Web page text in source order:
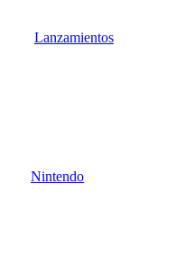
Lanzamientos
Nintendo